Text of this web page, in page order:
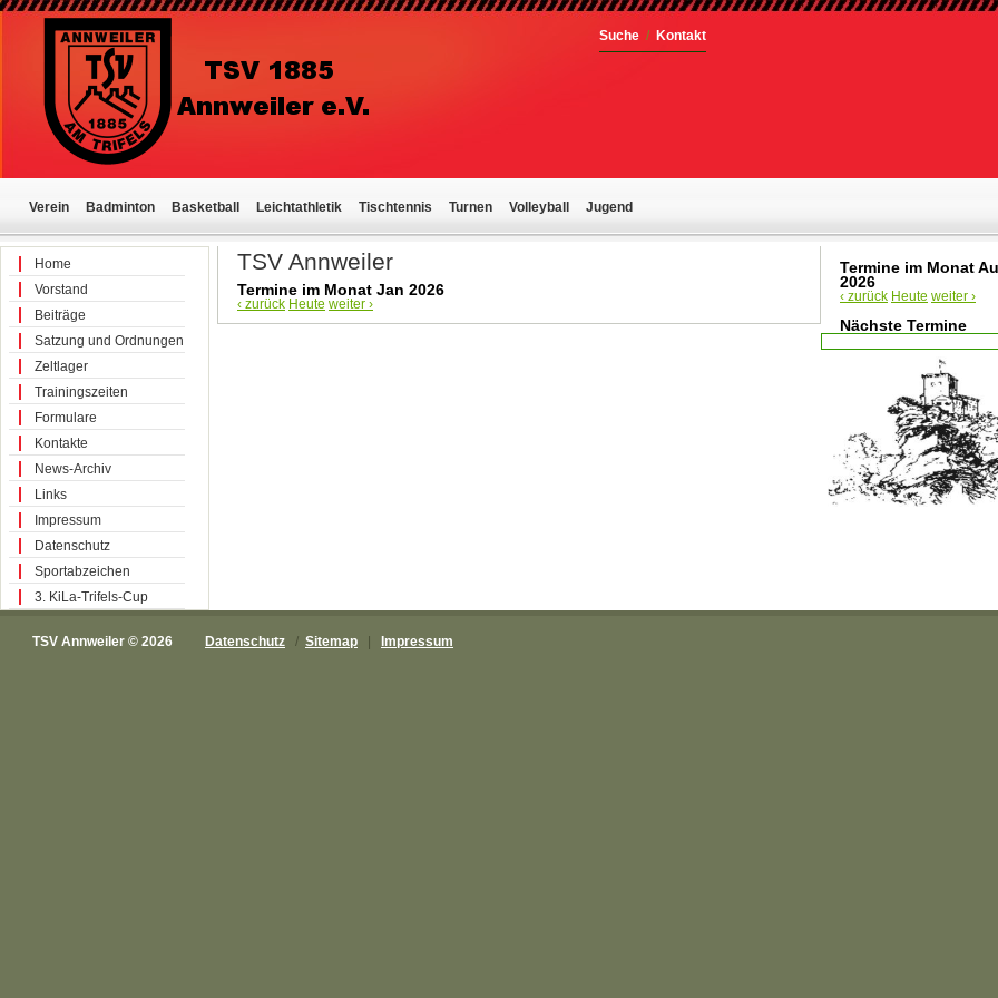
Suche / Kontakt
Verein Badminton Basketball Leichtathletik Tischtennis Turnen Volleyball Jugend
Home
Vorstand
Beiträge
Satzung und Ordnungen
Zeltlager
Trainingszeiten
Formulare
Kontakte
News-Archiv
Links
Impressum
Datenschutz
Sportabzeichen
3. KiLa-Trifels-Cup
TSV Annweiler
Termine im Monat Jan 2026
‹ zurück Heute weiter ›
Termine im Monat
2026
‹ zurück Heute weiter ›
Nächste Termine
TSV Annweiler © 2026 Datenschutz / Sitemap Impressum